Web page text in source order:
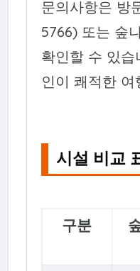
문의사항은 방
5766) 또는 숲
확인할 수 있
인이 쾌적한 여
시설 비교
구분